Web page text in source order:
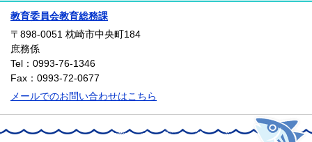
教育委員会教育総務課
〒898-0051 枕崎市中央町184
庶務係
Tel：0993-76-1346
Fax：0993-72-0677
メールでのお問い合わせはこちら